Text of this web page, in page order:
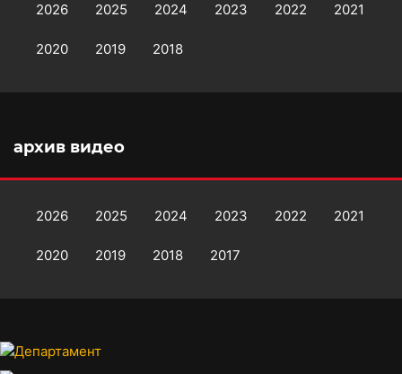
2026 2025 2024 2023 2022 2021
2020 2019 2018
архив видео
2026 2025 2024 2023 2022 2021
2020 2019 2018 2017